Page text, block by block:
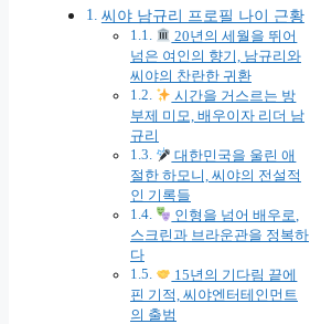
씨야 남규리 프로필 나이 근황
20년의 세월을 뛰어
넘은 여인의 향기, 남규리와
씨야의 찬란한 귀환
시간을 거스르는 방
부제 미모, 배우이자 리더 남
규리
대한민국을 울린 애
절한 하모니, 씨야의 전설적
인 기록들
인형을 넘어 배우로,
스크린과 브라운관을 정복하
다
15년의 기다림 끝에
핀 기적, 씨야엔터테인먼트
의 출범